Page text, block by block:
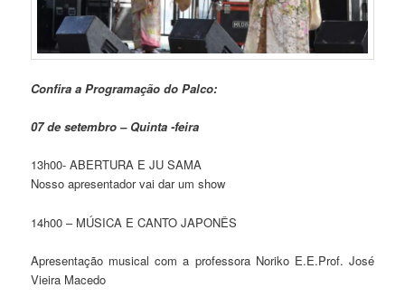
Confira a Programação do Palco:
07 de setembro – Quinta -feira
13h00- ABERTURA E JU SAMA
Nosso apresentador vai dar um show
14h00 – MÚSICA E CANTO JAPONÊS
Apresentação musical com a professora Noriko E.E.Prof. José
Vieira Macedo